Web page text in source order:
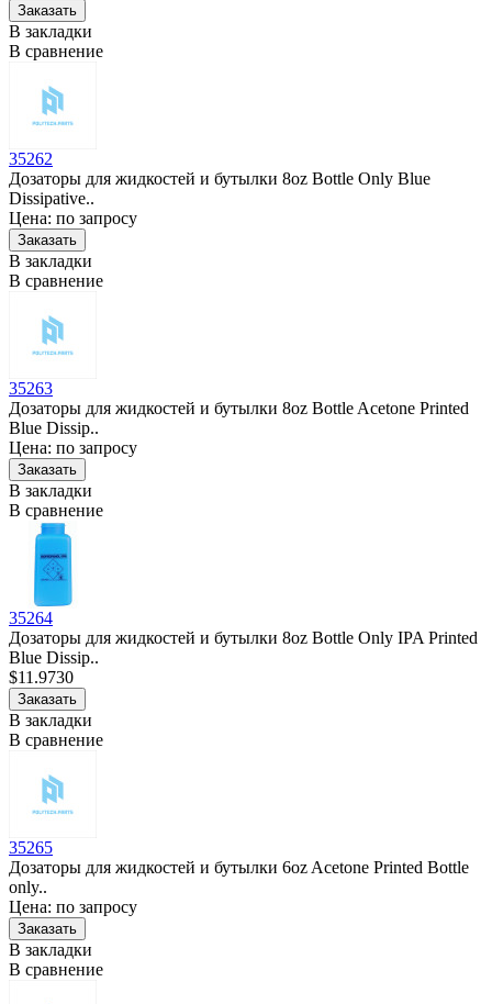
В закладки
В сравнение
35262
Дозаторы для жидкостей и бутылки 8oz Bottle Only Blue
Dissipative..
Цена: по запросу
В закладки
В сравнение
35263
Дозаторы для жидкостей и бутылки 8oz Bottle Acetone Printed
Blue Dissip..
Цена: по запросу
В закладки
В сравнение
35264
Дозаторы для жидкостей и бутылки 8oz Bottle Only IPA Printed
Blue Dissip..
$11.9730
В закладки
В сравнение
35265
Дозаторы для жидкостей и бутылки 6oz Acetone Printed Bottle
only..
Цена: по запросу
В закладки
В сравнение